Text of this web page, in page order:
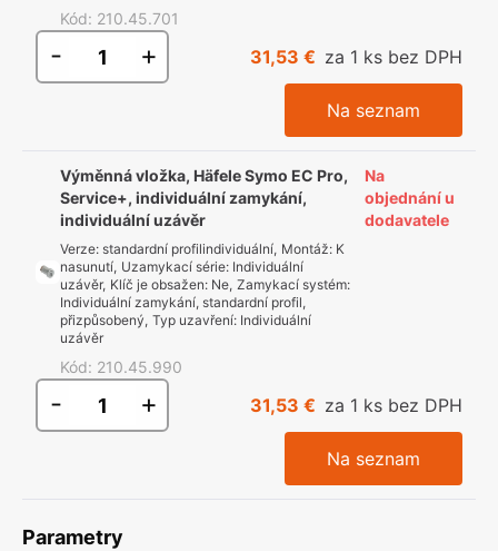
Kód: 210.45.701
- + 31,53 € za 1 ks bez DPH
Na seznam
Výměnná vložka, Häfele Symo EC Pro,
Service+, individuální zamykání,
individuální uzávěr
Verze: standardní profilindividuální, Montáž: K
nasunutí, Uzamykací série: Individuální
uzávěr, Klíč je obsažen: Ne, Zamykací systém:
Individuální zamykání, standardní profil,
přizpůsobený, Typ uzavření: Individuální
uzávěr
Kód: 210.45.990
Na
objednání u
dodavatele
- + 31,53 € za 1 ks bez DPH
Na seznam
Parametry